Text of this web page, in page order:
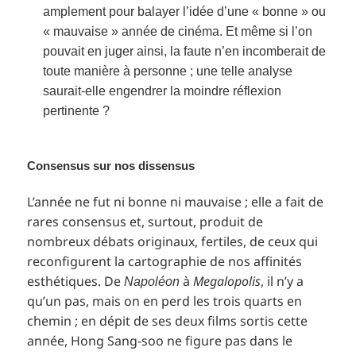
amplement pour balayer l’idée d’une « bonne » ou
« mauvaise » année de cinéma. Et même si l’on
pouvait en juger ainsi, la faute n’en incomberait de
toute manière à personne ; une telle analyse
saurait-elle engendrer la moindre réflexion
pertinente ?
Consensus sur nos dissensus
L’année ne fut ni bonne ni mauvaise ; elle a fait de
rares consensus et, surtout, produit de
nombreux débats originaux, fertiles, de ceux qui
reconfigurent la cartographie de nos affinités
esthétiques. DeNapoléon àMegalopolis, il n’y a
qu’un pas, mais on en perd les trois quarts en
chemin ; en dépit de ses deux films sortis cette
année, Hong Sang-soo ne figure pas dans le